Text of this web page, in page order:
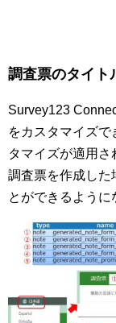
調査票のタイト
Survey123
をカスタマイズ
タマイズが適用
調査票を作成した
とができるように